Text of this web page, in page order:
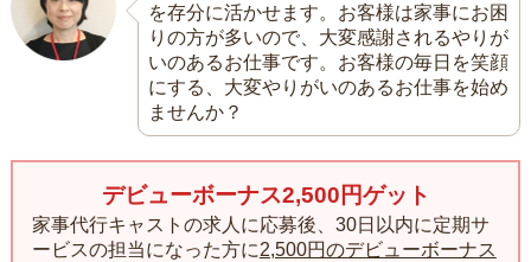
を存分に活かせます。お客様は家事にお困
りの方が多いので、大変感謝されるやりが
いのあるお仕事です。お客様の毎日を笑顔
にする、大変やりがいのあるお仕事を始め
ませんか？
デビューボーナス2,500円ゲット
家事代行キャストの求人に応募後、30日以内に定期サ
ービスの担当になった方に2,500円のデビューボーナス